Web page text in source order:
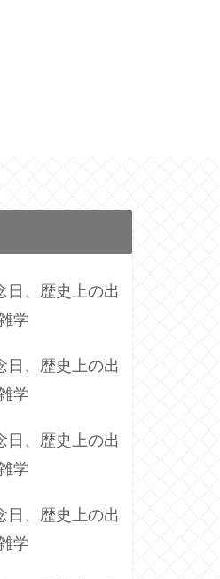
日、歴史上の出
学
日、歴史上の出
学
日、歴史上の出
学
日、歴史上の出
学